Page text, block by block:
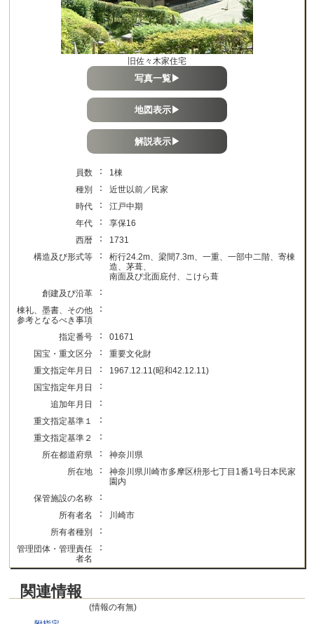
旧佐々木家住宅
写真一覧▶
地図表示▶
解説表示▶
員数 ：
1棟
種別
：
近世以前／民家
時代
：
江戸中期
年代
：
享保16
西暦
：
1731
構造及び形式等
：
桁行24.2m、梁間7.3m、一重、一部中二階、寄棟
造、茅葺、
南面及び北面庇付、こけら葺
創建及び沿革
：
棟礼、墨書、その他
参考となるべき事項
：
指定番号 ：
01671
国宝・重文区分
：
重要文化財
重文指定年月日
：
1967.12.11(昭和42.12.11)
国宝指定年月日
：
追加年月日 ：
重文指定基準１ ：
重文指定基準２ ：
所在都道府県 ：
神奈川県
所在地
：
神奈川県川崎市多摩区枡形七丁目1番1号日本民家
園内
保管施設の名称
：
所有者名 ：
川崎市
所有者種別
：
管理団体・管理責任
者名
：
関連情報
(情報の有無)